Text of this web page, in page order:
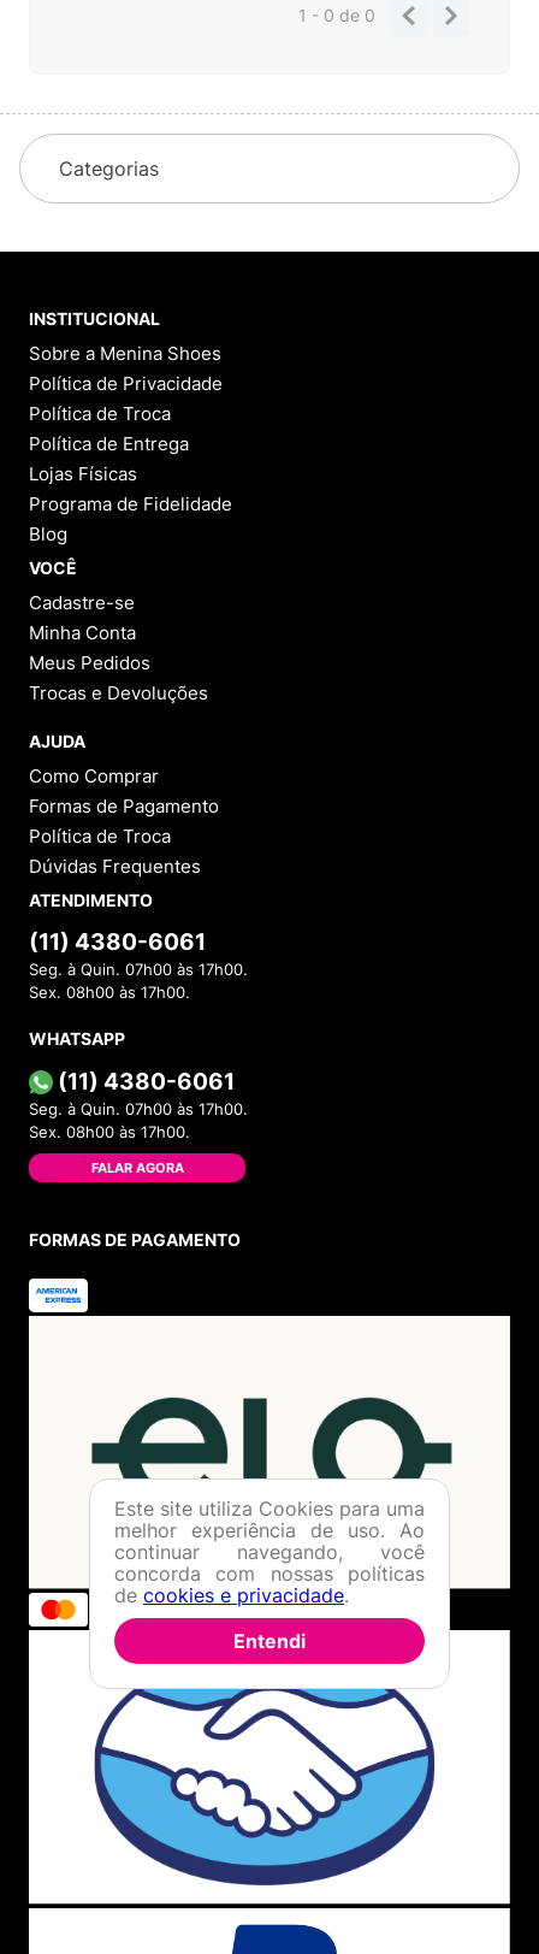
1 - 0de 0
Categorias
INSTITUCIONAL
Sobre a Menina Shoes
Política de Privacidade
Política de Troca
Política de Entrega
Lojas Físicas
Programa de Fidelidade
Blog
VOCÊ
Cadastre-se
Minha Conta
Meus Pedidos
Trocas e Devoluções
AJUDA
Como Comprar
Formas de Pagamento
Política de Troca
Dúvidas Frequentes
ATENDIMENTO
(11) 4380-6061
Seg. à Quin. 07h00 às 17h00.
Sex. 08h00 às 17h00.
WHATSAPP
(11) 4380-6061
Seg. à Quin. 07h00 às 17h00.
Sex. 08h00 às 17h00.
FALAR AGORA
FORMAS DE PAGAMENTO
Este site utiliza Cookies para uma
melhor experiência de uso. Ao
continuar navegando, você
concorda com nossas políticas
de cookies e privacidade.
Entendi